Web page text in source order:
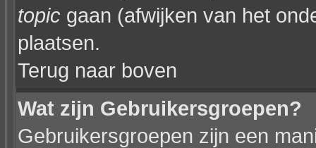
topic gaan (afwijken van het
plaatsen.
Terug naar boven
Wat zijn Gebruikersgroepen?
Gebruikersgroepen zijn een